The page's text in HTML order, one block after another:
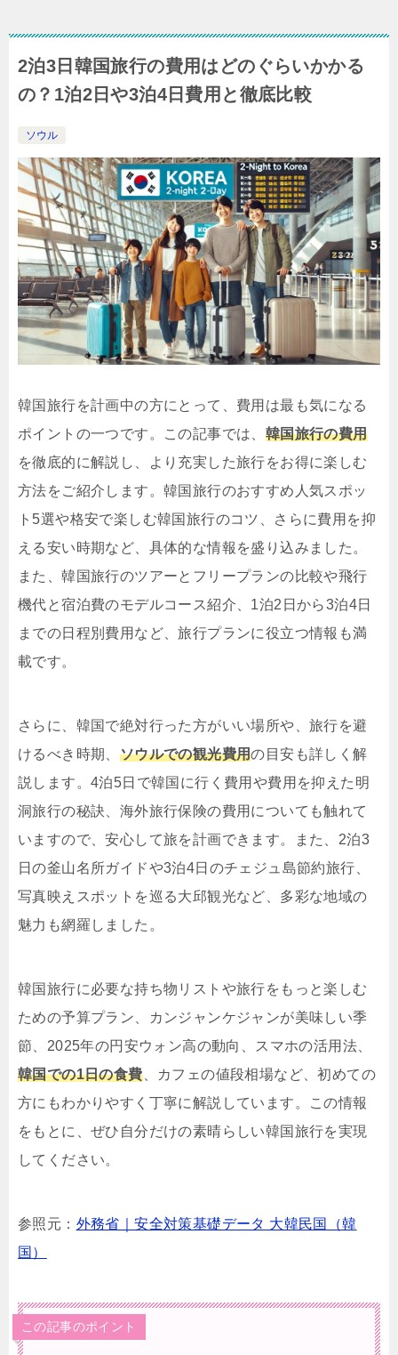
2泊3日韓国旅行の費用はどのぐらいかかる
の？1泊2日や3泊4日費用と徹底比較
ソウル
韓国旅行を計画中の方にとって、費用は最も気になる
ポイントの一つです。この記事では、 韓国旅行の費用
を徹底的に解説し、より充実した旅行をお得に楽しむ
方法をご紹介します。韓国旅行のおすすめ人気スポッ
ト5選や格安で楽しむ韓国旅行のコツ、さらに費用を抑
える安い時期など、具体的な情報を盛り込みました。
また、韓国旅行のツアーとフリープランの比較や飛行
機代と宿泊費のモデルコース紹介、1泊2日から3泊4日
までの日程別費用など、旅行プランに役立つ情報も満
載です。
さらに、韓国で絶対行った方がいい場所や、旅行を避
けるべき時期、 ソウルでの観光費用の目安も詳しく解
説します。4泊5日で韓国に行く費用や費用を抑えた明
洞旅行の秘訣、海外旅行保険の費用についても触れて
いますので、安心して旅を計画できます。また、2泊3
日の釜山名所ガイドや3泊4日のチェジュ島節約旅行、
写真映えスポットを巡る大邱観光など、多彩な地域の
魅力も網羅しました。
韓国旅行に必要な持ち物リストや旅行をもっと楽しむ
ための予算プラン、カンジャンケジャンが美味しい季
節、2025年の円安ウォン高の動向、スマホの活用法、
韓国での1日の食費、カフェの値段相場など、初めての
方にもわかりやすく丁寧に解説しています。この情報
をもとに、ぜひ自分だけの素晴らしい韓国旅行を実現
してください。
参照元： 外務省｜安全対策基礎データ 大韓民国（韓
国）
この記事のポイント